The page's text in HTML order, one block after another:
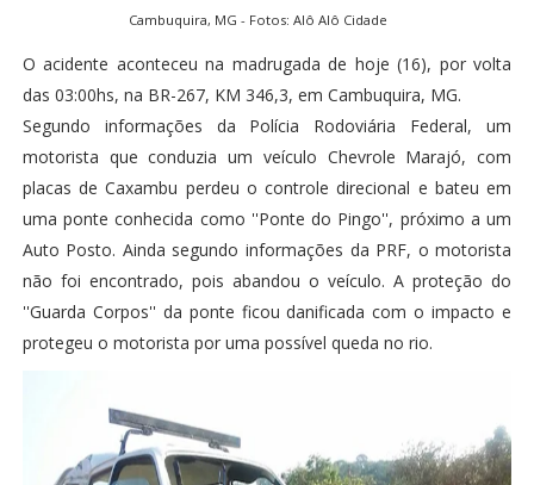
Cambuquira, MG - Fotos: Alô Alô Cidade
O acidente aconteceu na madrugada de hoje (16), por volta
das 03:00hs, na BR-267, KM 346,3, em Cambuquira, MG.
Segundo informações da Polícia Rodoviária Federal, um
motorista que conduzia um veículo Chevrole Marajó, com
placas de Caxambu perdeu o controle direcional e bateu em
uma ponte conhecida como ''Ponte do Pingo'', próximo a um
Auto Posto. Ainda segundo informações da PRF, o motorista
não foi encontrado, pois abandou o veículo. A proteção do
''Guarda Corpos'' da ponte ficou danificada com o impacto e
protegeu o motorista por uma possível queda no rio.